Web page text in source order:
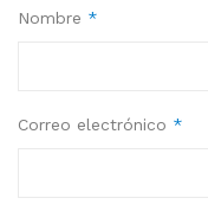
Nombre *
Correo electrónico *